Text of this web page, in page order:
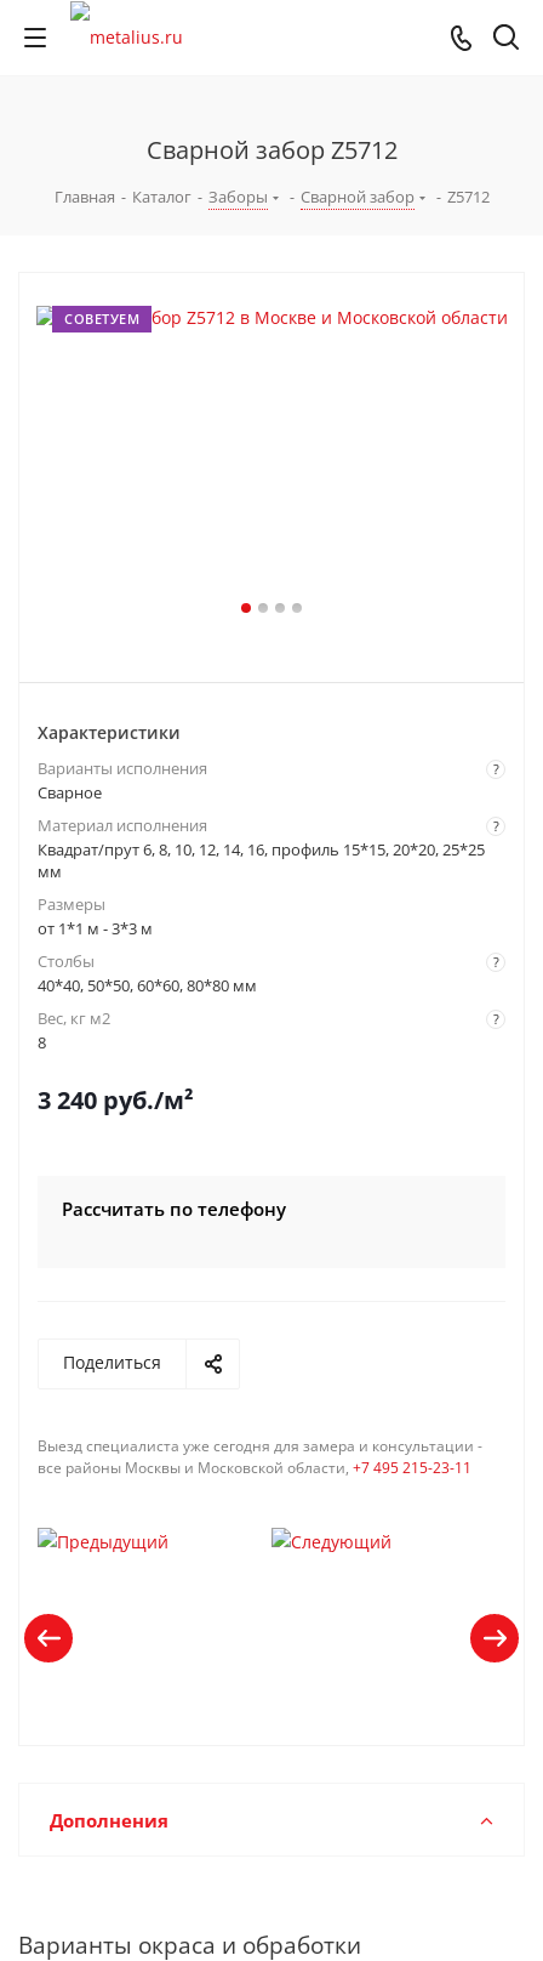
Сварной забор Z5712
Главная - Каталог - Заборы - Сварной забор - Z5712
СОВЕТУЕМ
Характеристики
?
Варианты исполнения
Cварное
?
Материал исполнения
Квадрат/прут 6, 8, 10, 12, 14, 16, профиль 15*15, 20*20, 25*25
мм
Размеры
от 1*1 м - 3*3 м
?
Столбы
40*40, 50*50, 60*60, 80*80 мм
?
Вес, кг м2
8
3 240 руб./м²
Рассчитать по телефону
Поделиться
Выезд специалиста уже сегодня для замера и консультации -
все районы Москвы и Московской области, +7 495 215-23-11
Дополнения
Варианты окраса и обработки